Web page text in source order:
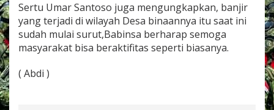
a
n
t
u
Sertu Umar Santoso juga mengungkapkan, banjir
yang terjadi di wilayah Desa binaannya itu saat ini
sudah mulai surut,Babinsa berharap semoga
masyarakat bisa beraktifitas seperti biasanya.
( Abdi )